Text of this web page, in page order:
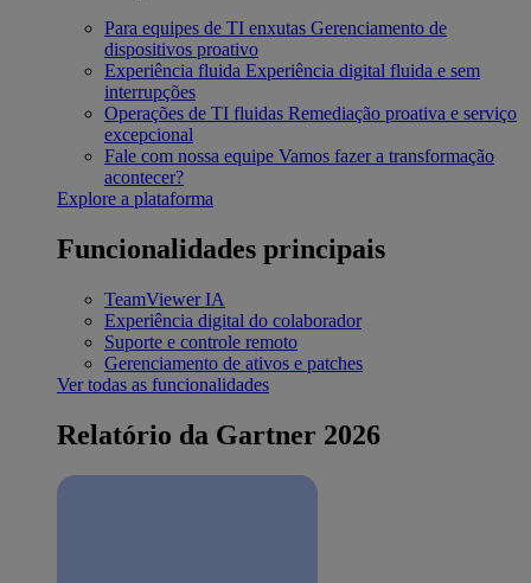
Para equipes de TI enxutas Gerenciamento de
dispositivos proativo
Experiência fluida Experiência digital fluida e sem
interrupções
Operações de TI fluidas Remediação proativa e serviço
excepcional
Fale com nossa equipe Vamos fazer a transformação
acontecer?
Explore a plataforma
Funcionalidades principais
TeamViewer IA
Experiência digital do colaborador
Suporte e controle remoto
Gerenciamento de ativos e patches
Ver todas as funcionalidades
Relatório da Gartner 2026